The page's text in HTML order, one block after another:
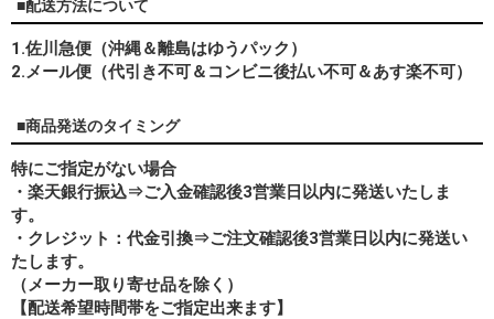
■配送方法について
1.佐川急便（沖縄＆離島はゆうパック）
2.メール便（代引き不可＆コンビニ後払い不可＆あす楽不可）
■商品発送のタイミング
特にご指定がない場合
・楽天銀行振込⇒ご入金確認後3営業日以内に発送いたしま
す。
・クレジット：代金引換⇒ご注文確認後3営業日以内に発送い
たします。
（メーカー取り寄せ品を除く）
【配送希望時間帯をご指定出来ます】